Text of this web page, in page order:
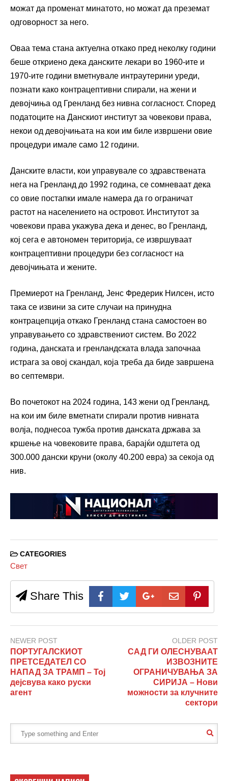
можат да променат минатото, но можат да преземат
одговорност за него.
Оваа тема стана актуелна откако пред неколку години
беше откриено дека данските лекари во 1960-ите и
1970-ите години вметнувале интраутерини уреди,
познати како контрацептивни спирали, на жени и
девојчиња од Гренланд без нивна согласност. Според
податоците на Данскиот институт за човекови права,
некои од девојчињата на кои им биле извршени овие
процедури имале само 12 години.
Данските власти, кои управувале со здравствената
нега на Гренланд до 1992 година, се сомневаат дека
со овие постапки имале намера да го ограничат
растот на населението на островот. Институтот за
човекови права укажува дека и денес, во Гренланд,
кој сега е автономен територија, се извршуваат
контрацептивни процедури без согласност на
девојчињата и жените.
Премиерот на Гренланд, Јенс Фредерик Нилсен, исто
така се извини за сите случаи на принудна
контрацепција откако Гренланд стана самостоен во
управувањето со здравствениот систем. Во 2022
година, данската и гренландската влада започнаа
истрага за овој скандал, која треба да биде завршена
во септември.
Во почетокот на 2024 година, 143 жени од Гренланд,
на кои им биле вметнати спирали против нивната
волја, поднесоа тужба против данската држава за
кршење на човековите права, барајќи одштета од
300.000 дански круни (околу 40.200 евра) за секоја од
нив.
CATEGORIES
Свет
Share This
NEWER POST
ПОРТУГАЛСКИОТ
ПРЕТСЕДАТЕЛ СО
НАПАД ЗА ТРАМП – Тој
дејсвува како руски
агент
OLDER POST
САД ГИ ОЛЕСНУВААТ
ИЗВОЗНИТЕ
ОГРАНИЧУВАЊА ЗА
СИРИЈА – Нови
можности за клучните
сектори